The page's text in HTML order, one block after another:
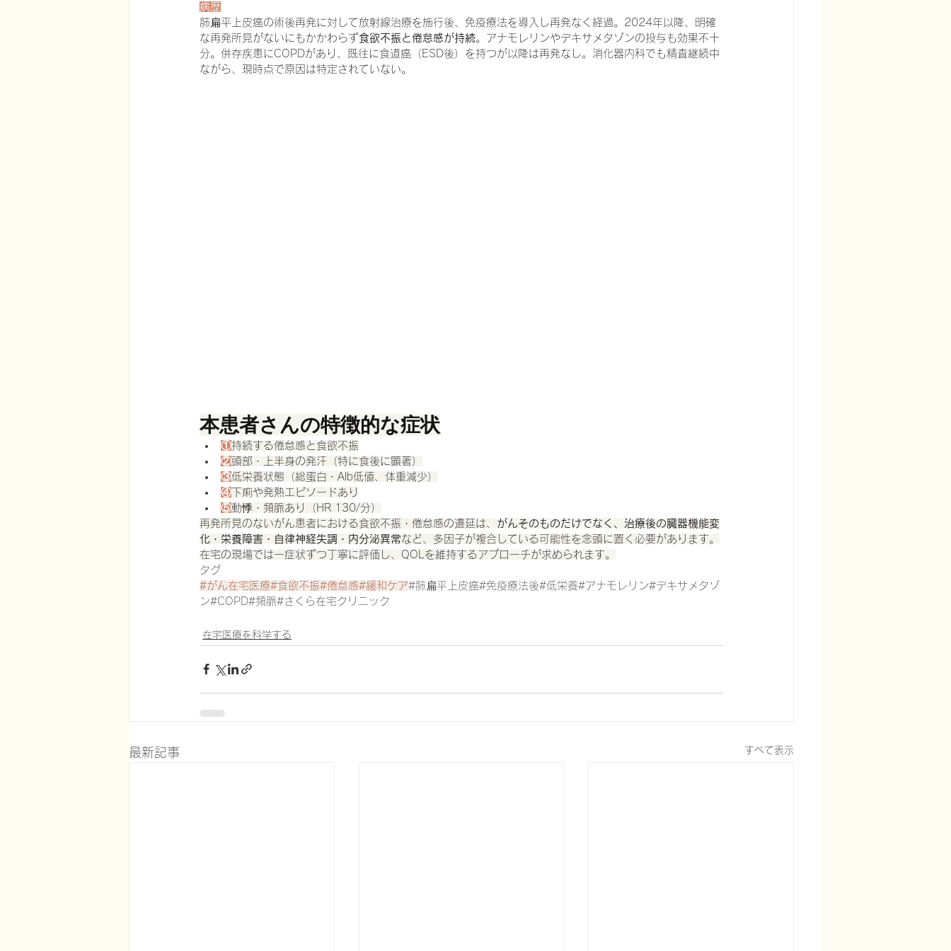
病歴
肺扁平上皮癌の術後再発に対して放射線治療を施行後、免疫療法を導入し再発なく経過。2024年以降、明確
な再発所見がないにもかかわらず食欲不振と倦怠感が持続。アナモレリンやデキサメタゾンの投与も効果不十
分。併存疾患にCOPDがあり、既往に食道癌（ESD後）を持つが以降は再発なし。消化器内科でも精査継続中
ながら、現時点で原因は特定されていない。
本患者さんの特徴的な症状
①持続する倦怠感と食欲不振
②頭部・上半身の発汗（特に食後に顕著）
③低栄養状態（総蛋白・Alb低値、体重減少）
④ 下痢や発熱エピソードあり
⑤動悸・頻脈あり（HR 130/分）
再発所見のないがん患者における食欲不振・倦怠感の遷延は、 がんそのものだけでなく、治療後の臓器機能変
化・栄養障害・自律神経失調・内分泌異常など、多因子が複合している可能性を念頭に置く必要があります。
在宅の現場では一症状ずつ丁寧に評価し、QOLを維持するアプローチが求められます。
タグ
#がん在宅医療#食欲不振#倦怠感#緩和ケア#肺扁平上皮癌#免疫療法後#低栄養#アナモレリン#デキサメタゾ
ン#COPD#頻脈#さくら在宅クリニック
在宅医療を科学する
最新記事 すべて表示